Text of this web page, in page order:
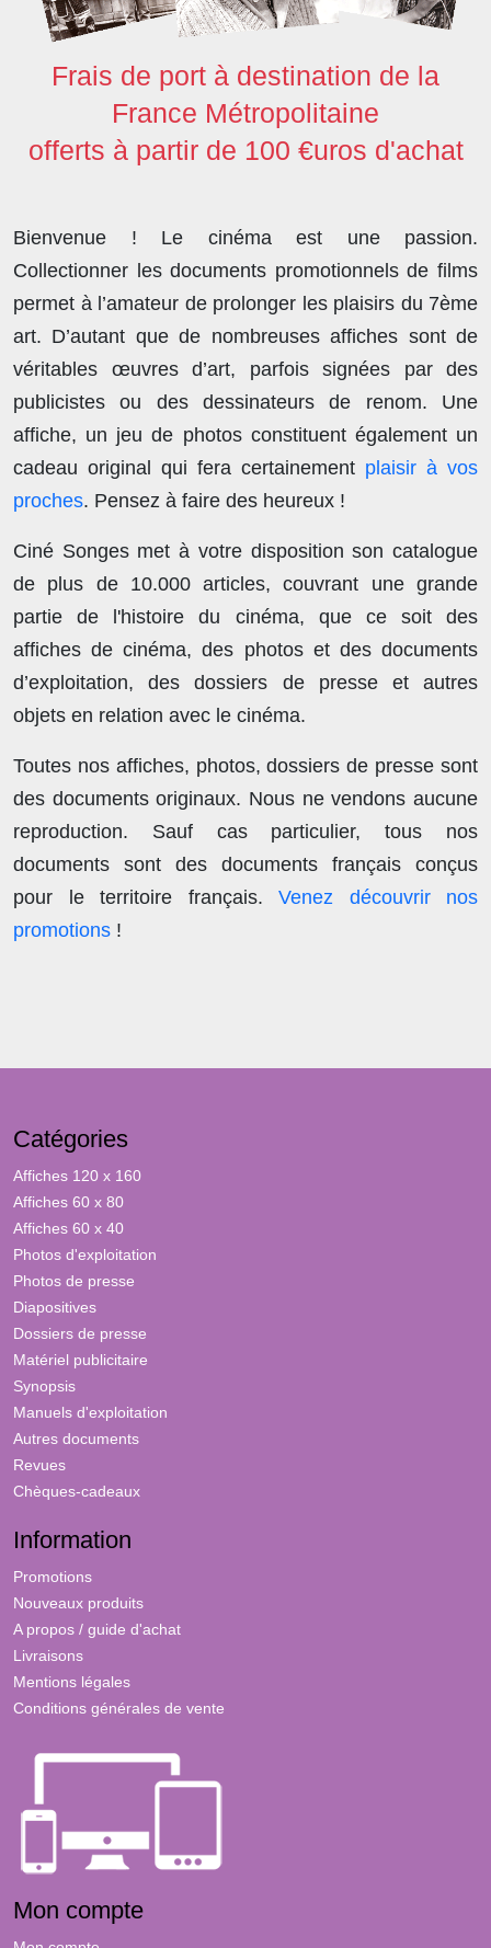
Frais de port à destination de la
France Métropolitaine
offerts à partir de 100 €uros d'achat
Bienvenue ! Le cinéma est une passion.
Collectionner les documents promotionnels de films
permet à l’amateur de prolonger les plaisirs du 7ème
art. D’autant que de nombreuses affiches sont de
véritables œuvres d’art, parfois signées par des
publicistes ou des dessinateurs de renom. Une
affiche, un jeu de photos constituent également un
cadeau original qui fera certainement plaisir à vos
proches. Pensez à faire des heureux !
Ciné Songes met à votre disposition son catalogue
de plus de 10.000 articles, couvrant une grande
partie de l'histoire du cinéma, que ce soit des
affiches de cinéma, des photos et des documents
d’exploitation, des dossiers de presse et autres
objets en relation avec le cinéma.
Toutes nos affiches, photos, dossiers de presse sont
des documents originaux. Nous ne vendons aucune
reproduction. Sauf cas particulier, tous nos
documents sont des documents français conçus
pour le territoire français. Venez découvrir nos
promotions !
Catégories
Affiches 120 x 160
Affiches 60 x 80
Affiches 60 x 40
Photos d'exploitation
Photos de presse
Diapositives
Dossiers de presse
Matériel publicitaire
Synopsis
Manuels d'exploitation
Autres documents
Revues
Chèques-cadeaux
Information
Promotions
Nouveaux produits
A propos / guide d'achat
Livraisons
Mentions légales
Conditions générales de vente
Mon compte